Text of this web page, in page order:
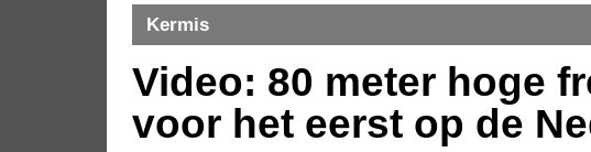
Kermis
Video: 80 meter hoge
voor het eerst op de